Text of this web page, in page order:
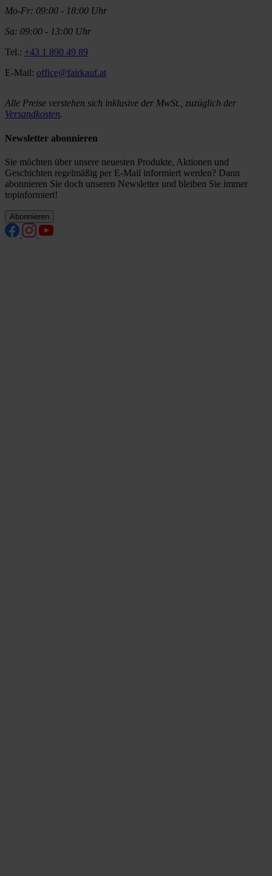
Mo-Fr: 09:00 - 18:00 Uhr
Sa: 09:00 - 13:00 Uhr
Tel.: +43 1 890 49 89
E-Mail: office@fairkauf.at
Alle Preise verstehen sich inklusive der MwSt., zuzüglich der
Versandkosten.
Newsletter abonnieren
Sie möchten über unsere neuesten Produkte, Aktionen und
Geschichten regelmäßig per E-Mail informiert werden? Dann
abonnieren Sie doch unseren Newsletter und bleiben Sie immer
topinformiert!
Abonnieren